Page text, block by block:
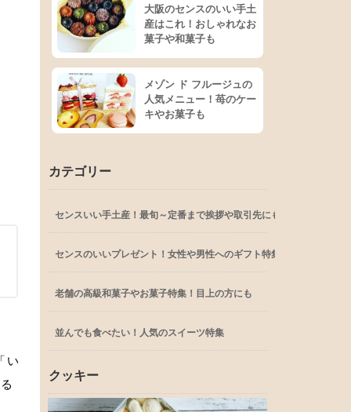
い
大阪のセンスのいい手土
産はこれ！おしゃれなお
菓子や和菓子も
メゾン ド フルージュの
人気メニュー！苺のケー
キやお菓子も
カテゴリー
センスいい手土産！最旬～定番まで挨拶や取引先にも
センスのいいプレゼント！女性や男性へのギフト特集
老舗の高級和菓子やお菓子特集！目上の方にも
並んでも食べたい！人気のスイーツ特集
クッキー